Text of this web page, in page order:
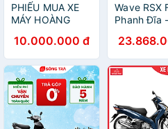
PHIẾU MUA XE
MÁY HOÀNG
10.000.000 đ
Wave RSX
Phanh Đĩa